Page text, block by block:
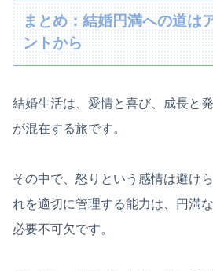
まとめ：結婚円満への道は
ントから
結婚生活は、愛情と喜び、成長と
が混在する旅です。
その中で、怒りという感情は避け
れを適切に管理する能力は、円満
必要不可欠です。